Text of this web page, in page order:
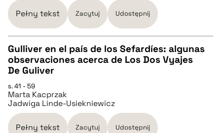
pobierz cytat
Pełny tekst Zacytuj Udostępnij
CZYSTY TEKST
pobierz cytat
BIBTEX
Gulliver en el país de los Sefardíes: algunas
observaciones acerca de Los Dos Vyajes
De Guliver
s. 41 - 59
Marta Kacprzak
Jadwiga Linde-Usiekniewicz
Pełny tekst Zacytuj Udostępnij